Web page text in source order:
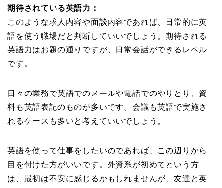
期待されている英語力：
このような求人内容や面談内容であれば、日常的に英
語を使う職場だと判断していいでしょう。期待される
英語力はお題の通りですが、日常会話ができるレベル
です。
日々の業務で英語でのメールや電話でのやりとり、資
料も英語表記のものが多いです。会議も英語で実施さ
れるケースも多いと考えていいでしょう。
英語を使って仕事をしたいのであれば、この辺りから
目を付けた方がいいです。外資系が初めてという方
は、最初は不安に感じるかもしれませんが、友達と英